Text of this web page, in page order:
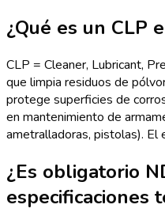
¿Qué es un CLP
CLP = Cleaner, Lubricant,
que limpia residuos de
protege superficies de
en mantenimiento de
ametralladoras, pistolas).
¿Es obligatorio
especificaciones